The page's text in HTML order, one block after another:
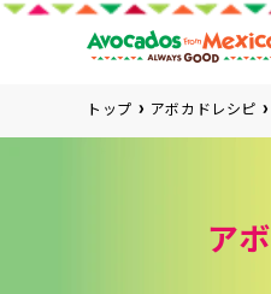
トップ アボカドレシピ
ア